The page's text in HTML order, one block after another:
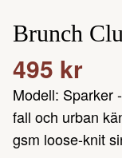
Brunch
495 kr
Modell: Sparker
fall och urban
gsm loose-knit